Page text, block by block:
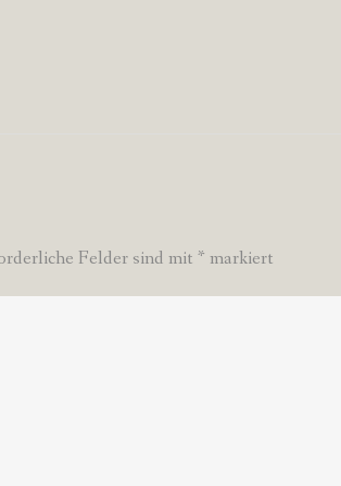
Felder sind mit * markiert